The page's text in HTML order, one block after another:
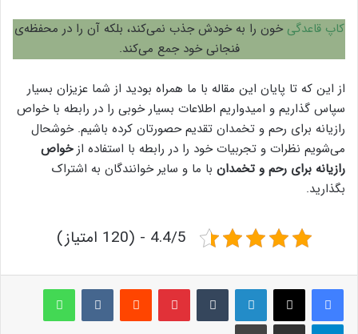
کاپ قاعدگی خون را به خودش جذب نمی‌کند، بلکه آن را در محفظه‌ی
فنجانی خود جمع می‌کند.
از این که تا پایان این مقاله با ما همراه بودید از شما عزیزان بسیار
سپاس گذاریم و امیدواریم اطلاعات بسیار خوبی را در رابطه با خواص
رازیانه برای رحم و تخمدان تقدیم حصورتان کرده باشیم. خوشحال
می‌شویم نظرات و تجربیات خود را در رابطه با استفاده ازخواص
رازیانه برای رحم و تخمدان با ما و سایر خوانندگان به اشتراک
بگذارید.
4.4/5 - (120 امتیاز)
لینکدین ‫تامبلر پینترست‫رددیت ‫VKontakteواتس آپ
تلگرام اشتراک گذاری از طریق ایمیل چاپ